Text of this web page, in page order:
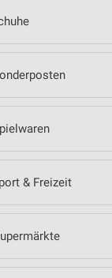
& Freizeit